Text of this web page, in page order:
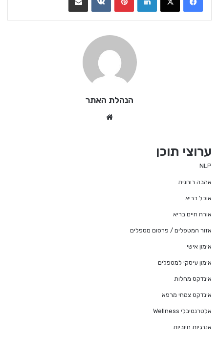
הנהלת האתר
ערוצי תוכן
NLP
אהבה רוחנית
אוכל בריא
אורח חיים בריא
אזור המטפלים / פרסום מטפלים
אימון אישי
אימון עיסקי למטפלים
אינדקס מחלות
אינדקס צמחי מרפא
אלטרנטיבלי Wellness
אנרגיות חיוביות